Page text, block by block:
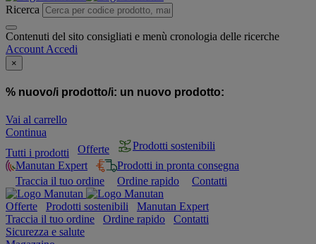
Ricerca
Contenuti del sito consigliati e menù cronologia delle ricerche
Account Accedi
×
% nuovo/i prodotto/i: un nuovo prodotto:
Vai al carrello
Continua
Tutti i prodotti
Offerte
Prodotti sostenibili
Manutan Expert
Prodotti in pronta consegna
Traccia il tuo ordine
Ordine rapido Contatti
Offerte Prodotti sostenibili
Manutan Expert
Traccia il tuo ordine
Ordine rapido
Contatti
Sicurezza e salute